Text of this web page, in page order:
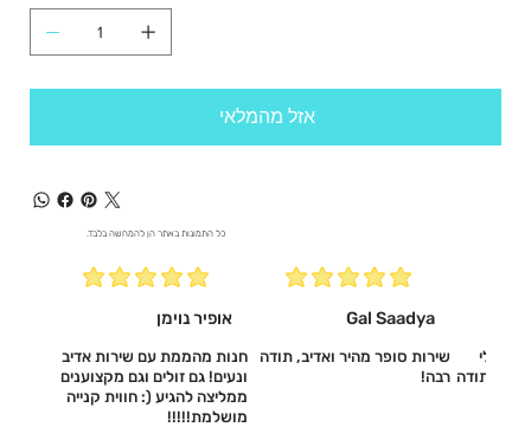
אזל מהמלאי
כל התמונות באתר הן להמחשה בלבד.
אופיר נוימן
חנות מהממת עם שירות אדיב
ונעים! גם זולים וגם מקצוענים
ממליצה להגיע (: חווית קנייה
מושלמת!!!!!‎
Gal Saadya
שירות סופר מהיר ואדיב, תודה
רבה!
לי
תודה